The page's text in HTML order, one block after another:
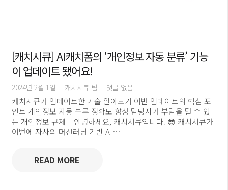
[캐치시큐] AI캐치폼의 ‘개인정보 자동 분류’ 기능
이 업데이트 됐어요!
2024년 2월 1일 캐치시큐 팀 댓글 없음
캐치시큐가 업데이트한 기술 알아보기 이번 업데이트의 핵심 포
인트 개인정보 자동 분류 정확도 향상 담당자가 부담을 덜 수 있
는 개인정보 규제 안녕하세요, 캐치시큐입니다. 😎 캐치시큐가
이번에 자사의 머신러닝 기반 AI…
READ MORE